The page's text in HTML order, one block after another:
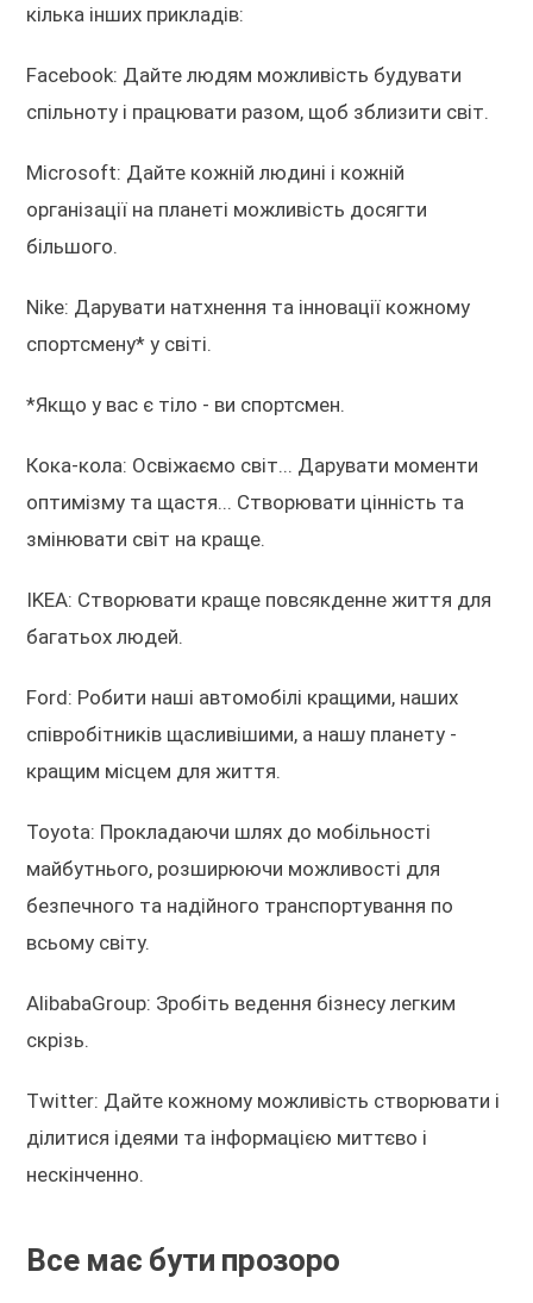
кілька інших прикладів:
Facebook: Дайте людям можливість будувати
спільноту і працювати разом, щоб зблизити світ.
Microsoft: Дайте кожній людині і кожній
організації на планеті можливість досягти
більшого.
Nike: Дарувати натхнення та інновації кожному
спортсмену* у світі.
*Якщо у вас є тіло - ви спортсмен.
Кока-кола: Освіжаємо світ... Дарувати моменти
оптимізму та щастя... Створювати цінність та
змінювати світ на краще.
IKEA: Створювати краще повсякденне життя для
багатьох людей.
Ford: Робити наші автомобілі кращими, наших
співробітників щасливішими, а нашу планету -
кращим місцем для життя.
Toyota: Прокладаючи шлях до мобільності
майбутнього, розширюючи можливості для
безпечного та надійного транспортування по
всьому світу.
AlibabaGroup: Зробіть ведення бізнесу легким
скрізь.
Twitter: Дайте кожному можливість створювати і
ділитися ідеями та інформацією миттєво і
нескінченно.
Все має бути прозоро